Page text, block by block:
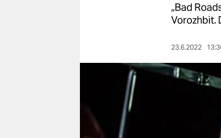
wahrheit
„Bad
Vorozhbit.
23.6.2022